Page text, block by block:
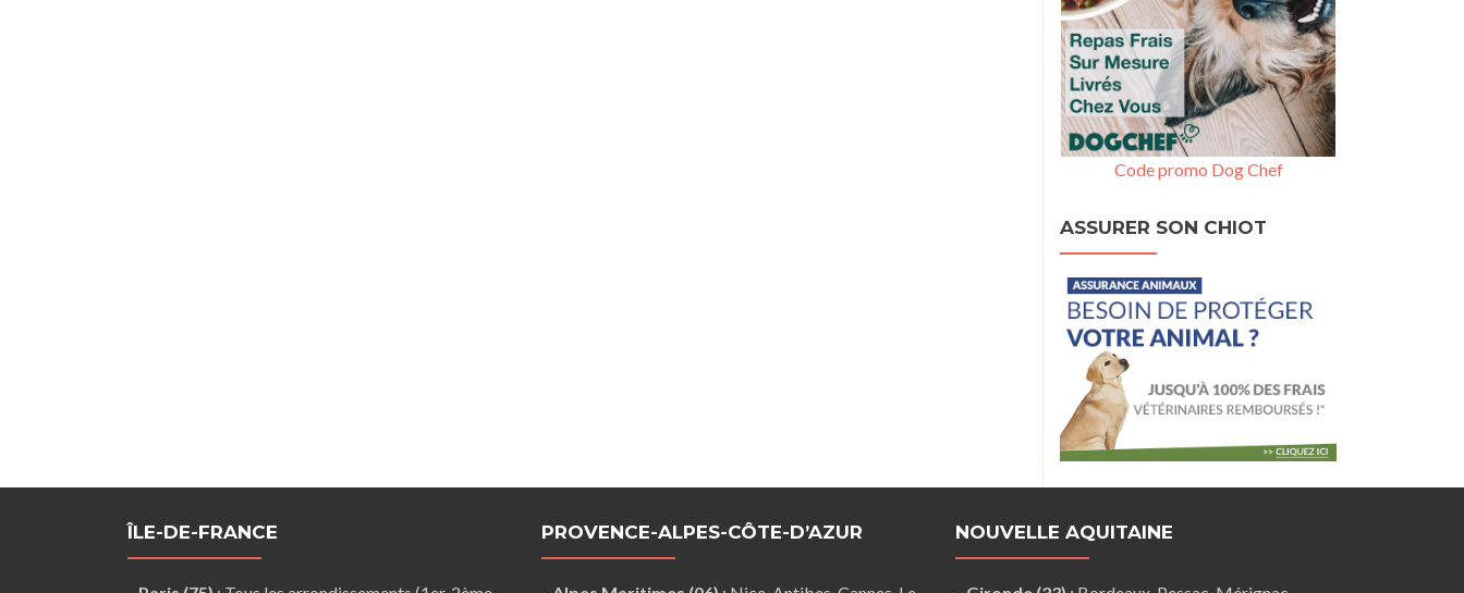
Code promo Dog Chef
ASSURER SON CHIOT
ÎLE-DE-FRANCE PROVENCE-ALPES-CÔTE-D’AZUR NOUVELLE AQUITAINE